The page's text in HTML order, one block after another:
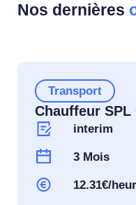
Nos dernières
Transport
Chauffeur SPL
interim
3 Mois
12.31€/